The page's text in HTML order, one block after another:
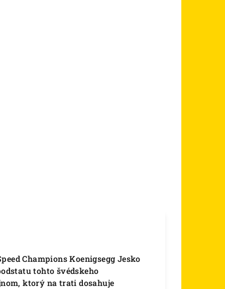
Champions Koenigsegg Jesko
tohto švédskeho
ktorý na trati dosahuje